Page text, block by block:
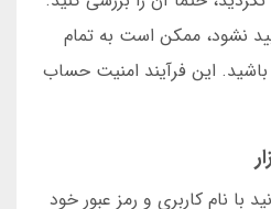
نشود، ممکن است به تمام
این فرآیند امنیت حساب
با نام کاربری و رمز عبور خود